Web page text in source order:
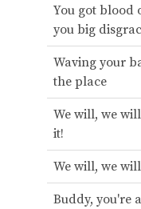
You got blood
you big
Waving your
the place
We will, we
it!
We will, we
Buddy, you're